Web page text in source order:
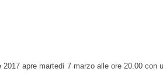
apre martedì 7 marzo alle ore 20.00 con